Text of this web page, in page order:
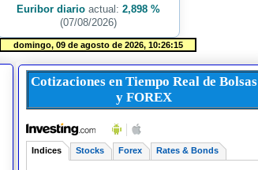
Euribor diarioactual: 2,898 %
(07/08/2026)
Cotizaciones en Tiempo Real de Bolsas
y FOREX